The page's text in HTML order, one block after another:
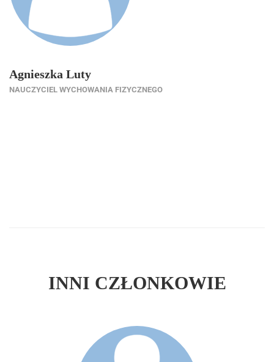
Agnieszka Luty
NAUCZYCIEL WYCHOWANIA FIZYCZNEGO
INNI CZŁONKOWIE